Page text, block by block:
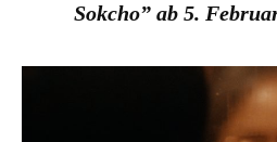
Sok­cho” ab 5.